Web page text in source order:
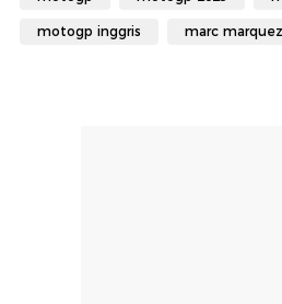
motogp inggris marc marquez